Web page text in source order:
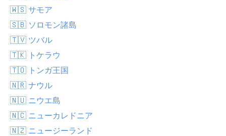
🇼🇸 サモア
🇸🇧 ソロモン諸島
🇹🇻 ツバル
🇹🇰 トケラウ
🇹🇴 トンガ王国
🇳🇷 ナウル
🇳🇺 ニウエ島
🇳🇨 ニューカレドニア
🇳🇿 ニュージーランド